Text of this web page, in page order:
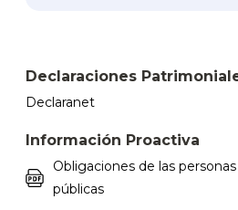
Declaraciones
Declaranet
Información Proactiva
Obligaciones de las
públicas